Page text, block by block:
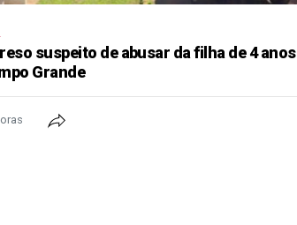
suspeito de abusar da filha de 4 anos
Grande